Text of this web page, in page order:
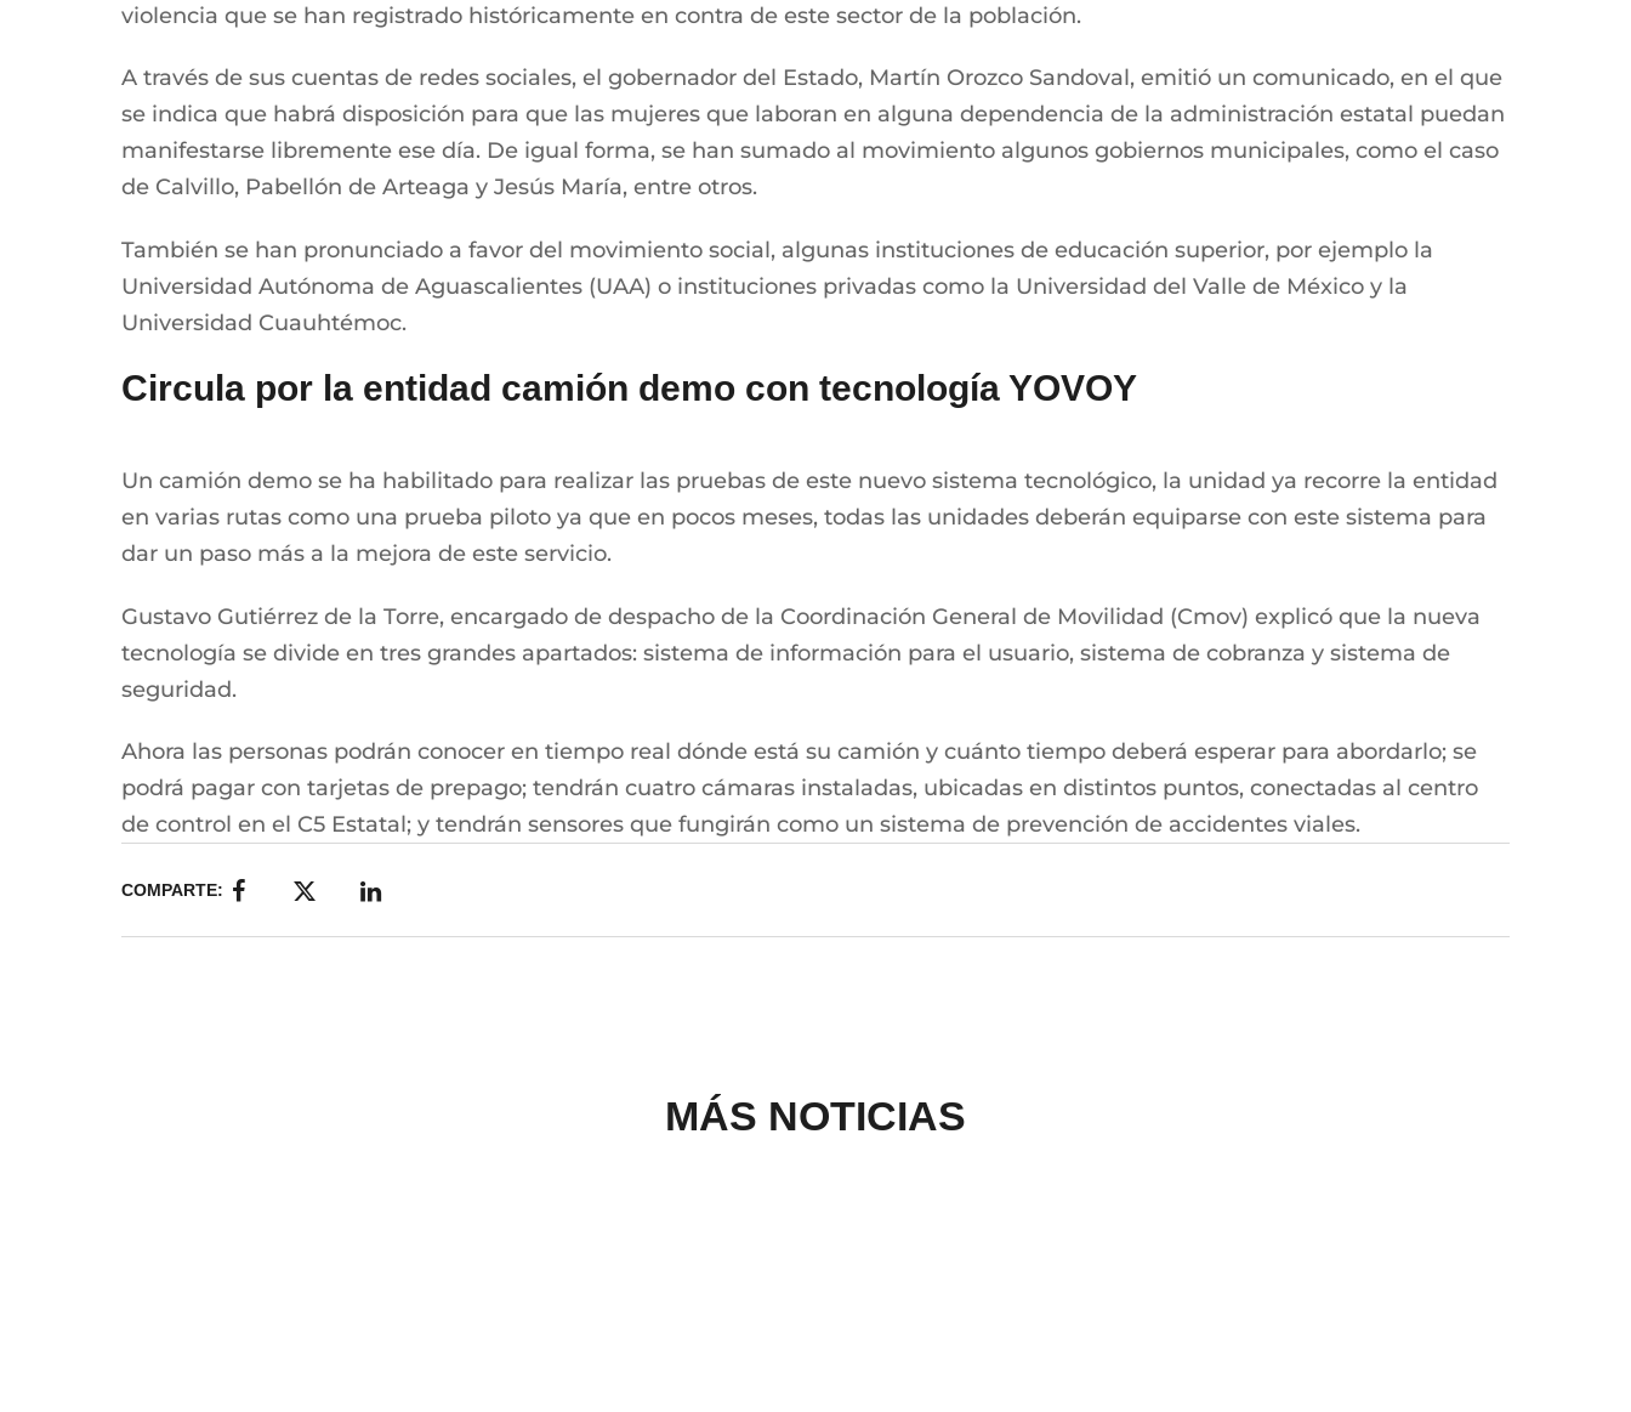
violencia que se han registrado históricamente en contra de este sector de la población.
A través de sus cuentas de redes sociales, el gobernador del Estado, Martín Orozco Sandoval, emitió un comunicado, en el que
se indica que habrá disposición para que las mujeres que laboran en alguna dependencia de la administración estatal puedan
manifestarse libremente ese día. De igual forma, se han sumado al movimiento algunos gobiernos municipales, como el caso
de Calvillo, Pabellón de Arteaga y Jesús María, entre otros.
También se han pronunciado a favor del movimiento social, algunas instituciones de educación superior, por ejemplo la
Universidad Autónoma de Aguascalientes (UAA) o instituciones privadas como la Universidad del Valle de México y la
Universidad Cuauhtémoc.
Circula por la entidad camión demo con tecnología YOVOY
Un camión demo se ha habilitado para realizar las pruebas de este nuevo sistema tecnológico, la unidad ya recorre la entidad
en varias rutas como una prueba piloto ya que en pocos meses, todas las unidades deberán equiparse con este sistema para
dar un paso más a la mejora de este servicio.
Gustavo Gutiérrez de la Torre, encargado de despacho de la Coordinación General de Movilidad (Cmov) explicó que la nueva
tecnología se divide en tres grandes apartados: sistema de información para el usuario, sistema de cobranza y sistema de
seguridad.
Ahora las personas podrán conocer en tiempo real dónde está su camión y cuánto tiempo deberá esperar para abordarlo; se
podrá pagar con tarjetas de prepago; tendrán cuatro cámaras instaladas, ubicadas en distintos puntos, conectadas al centro
de control en el C5 Estatal; y tendrán sensores que fungirán como un sistema de prevención de accidentes viales.
COMPARTE:
MÁS NOTICIAS